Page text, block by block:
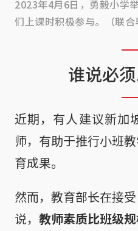
2023年4月6日，勇毅小学
们上课时积极参与。（联合
谁说必
近期，有人建议新加
师，有助于推行小班
育成果。
然而，教育部长在接
说， 教师素质比班级